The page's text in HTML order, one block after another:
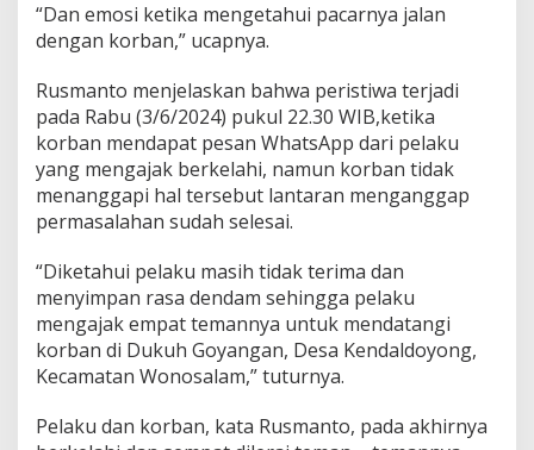
y
a
e
m
a
n
P
a
c
n
y
a
“Dan emosi ketika mengetahui pacarnya jalan
dengan korban,” ucapnya.
Rusmanto menjelaskan bahwa peristiwa terjadi
pada Rabu (3/6/2024) pukul 22.30 WIB,ketika
korban mendapat pesan WhatsApp dari pelaku
yang mengajak berkelahi, namun korban tidak
menanggapi hal tersebut lantaran menganggap
permasalahan sudah selesai.
“Diketahui pelaku masih tidak terima dan
menyimpan rasa dendam sehingga pelaku
mengajak empat temannya untuk mendatangi
korban di Dukuh Goyangan, Desa Kendaldoyong,
Kecamatan Wonosalam,” tuturnya.
Pelaku dan korban, kata Rusmanto, pada akhirnya